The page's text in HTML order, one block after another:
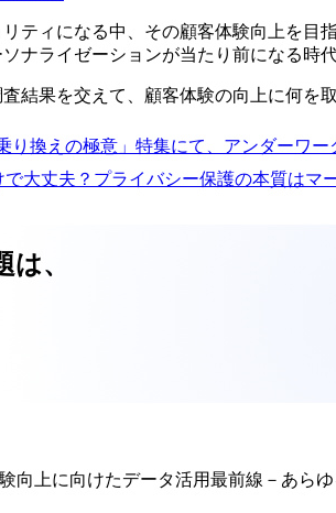
ティになる中、その顧客体験向上を
ナライゼーションが当たり前になる時
結果を交えて、顧客体験の向上に何を
換えの極意」特集にて、アンダーワ
大丈夫？プライバシー保護の本質はマ
、
向上に向けたデータ活用最前線－あら